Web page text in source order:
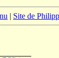
| Site de